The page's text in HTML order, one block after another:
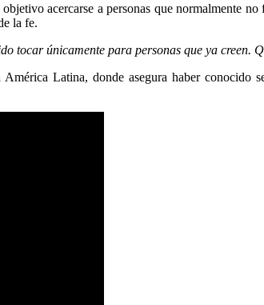
acercarse a personas que normalmente
la fe.
tocar únicamente para personas que ya creen.
Latina, donde asegura haber conocido